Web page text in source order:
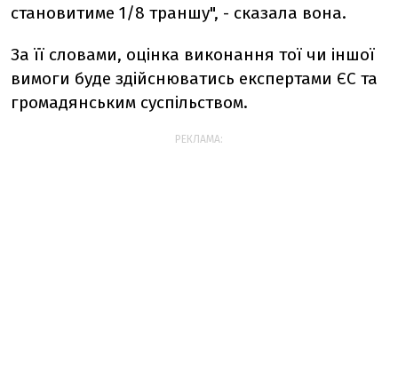
становитиме 1/8 траншу", - сказала вона.
За її словами, оцінка виконання тої чи іншої
вимоги буде здійснюватись експертами ЄС та
громадянським суспільством.
РЕКЛАМА: